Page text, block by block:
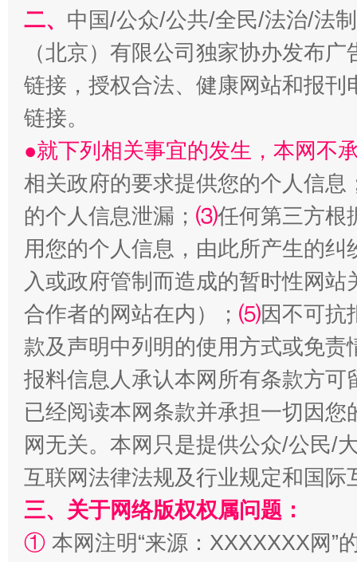
阿坝州三大球赛在茂县开幕 规模
二、 中国/公众/公共/全民/法治/法
（北京）有限公司独家协办发布
链接，授权合法、健康网站和报
链接。
●就下列相关事宜的发生，本网不
相关政府的要求提供您的个人信息
的个人信息泄漏； ⑶任何第三方根
用您的个人信息，由此所产生的纠
入或政府管制而造成的暂时性网
合作者的网站在内）； ⑸因不可抗
款及声明中列明的使用方式或免责
报料信息人承认本网所有条款方
已经阅读本网条款并承担一切因
网无关。本网只是提供公众/公民/
互联网法律法规及行业规定和国
三、关于网络版权权属问题：
① 本网注明“来源：XXXXXXX网”